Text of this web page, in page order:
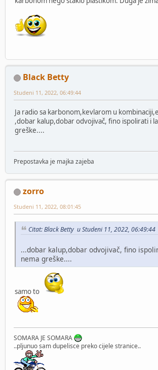
Black Betty
Studeni 11, 2022, 06:49:44
Ja radio sa karbonom,kevlarom u
,dobar kalup,dobar odvojivač, fino ispolirati i
greške....
Prepostavka je majka zajeba
zorro
Studeni 11, 2022, 08:01:45
Citat: Black Betty u Studeni 11, 2022, 06:49:44
...dobar kalup,dobar odvojivač, fino
nema greške....
samo to
SOMARA JE SOMARA
..pljunuo sam dupelisce preko cijele stranice..